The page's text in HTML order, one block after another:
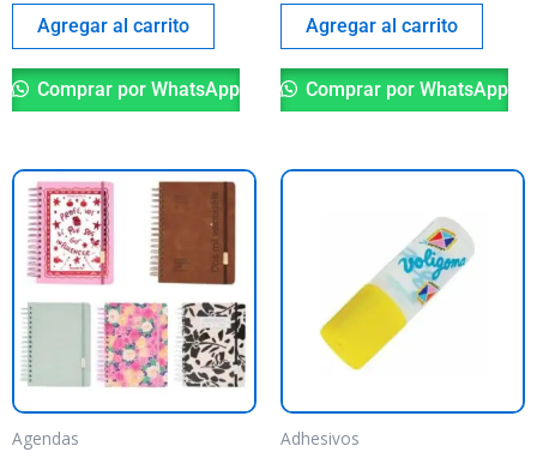
Agregar al carrito
Comprar por WhatsApp
Agregar al carrito
Comprar por WhatsApp
Agendas
Este
se
pueden
Adhesivos